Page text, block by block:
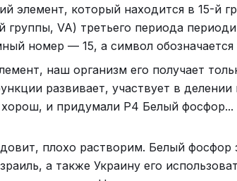
элемент, который находится в 15-й
группы, VA) третьего периода
номер — 15, а символ обозначается
наш организм его получает
развивает, участвует в
и придумали P4 Белый фосфор...
плохо растворим. Белый
а также Украину его